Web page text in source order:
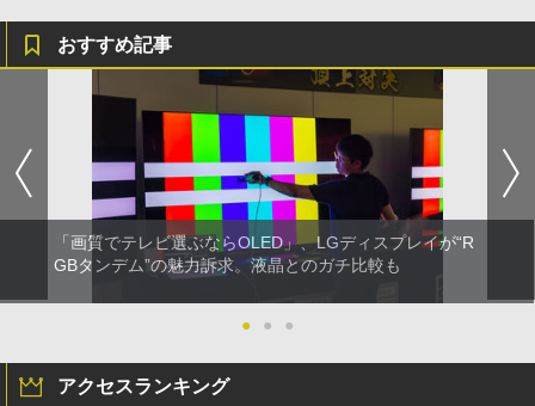
おすすめ記事
「画質でテレビ選ぶならOLED」、LGディスプレイが“R
GBタンデム”の魅力訴求。液晶とのガチ比較も
● ● ●
アクセスランキング